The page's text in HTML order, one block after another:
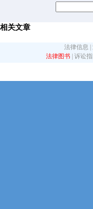
相关文章
法律信息
法律图书 诉讼